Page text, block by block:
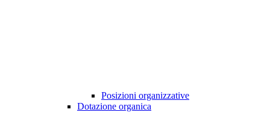
Posizioni organizzative
Dotazione organica